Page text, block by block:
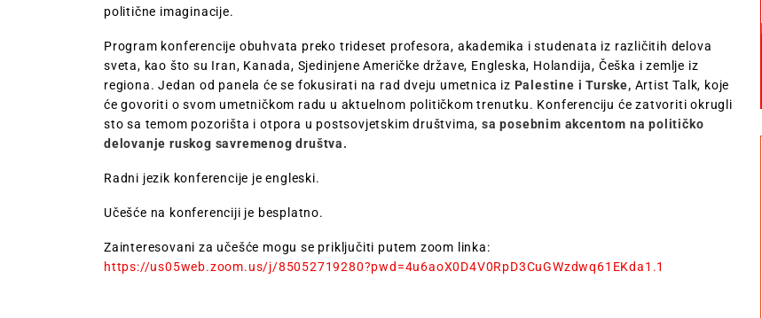
politične imaginacije.
Program konferencije obuhvata preko trideset profesora, akademika i studenata iz različitih delova
sveta, kao što su Iran, Kanada, Sjedinjene Američke države, Engleska, Holandija, Češka i zemlje iz
regiona. Jedan od panela će se fokusirati na rad dveju umetnica iz Palestine i Turske, Artist Talk, koje
će govoriti o svom umetničkom radu u aktuelnom političkom trenutku. Konferenciju će zatvoriti okrugli
sto sa temom pozorišta i otpora u postsovjetskim društvima, sa posebnim akcentom na političko
delovanje ruskog savremenog društva.
Radni jezik konferencije je engleski.
Učešće na konferenciji je besplatno.
Zainteresovani za učešće mogu se priključiti putem zoom linka:
https://us05web.zoom.us/j/85052719280?pwd=4u6aoX0D4V0RpD3CuGWzdwq61EKda1.1